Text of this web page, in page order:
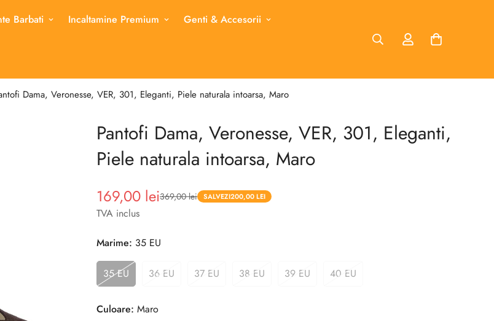
Barbati Incaltamine Premium Genti & Accesorii
Dama, Veronesse, VER, 301, Eleganti, Piele naturala intoarsa, Maro
Pantofi Dama, Veronesse, VER, 301, Eleganti,
Piele naturala intoarsa, Maro
Pret
redus
169,00 lei
Pret 369,00 lei SALVEZI200,00 LEI
TVA inclus
Marime: 35 EU
35 EU 36 EU 37 EU 38 EU 39 EU 40 EU
Culoare: Maro